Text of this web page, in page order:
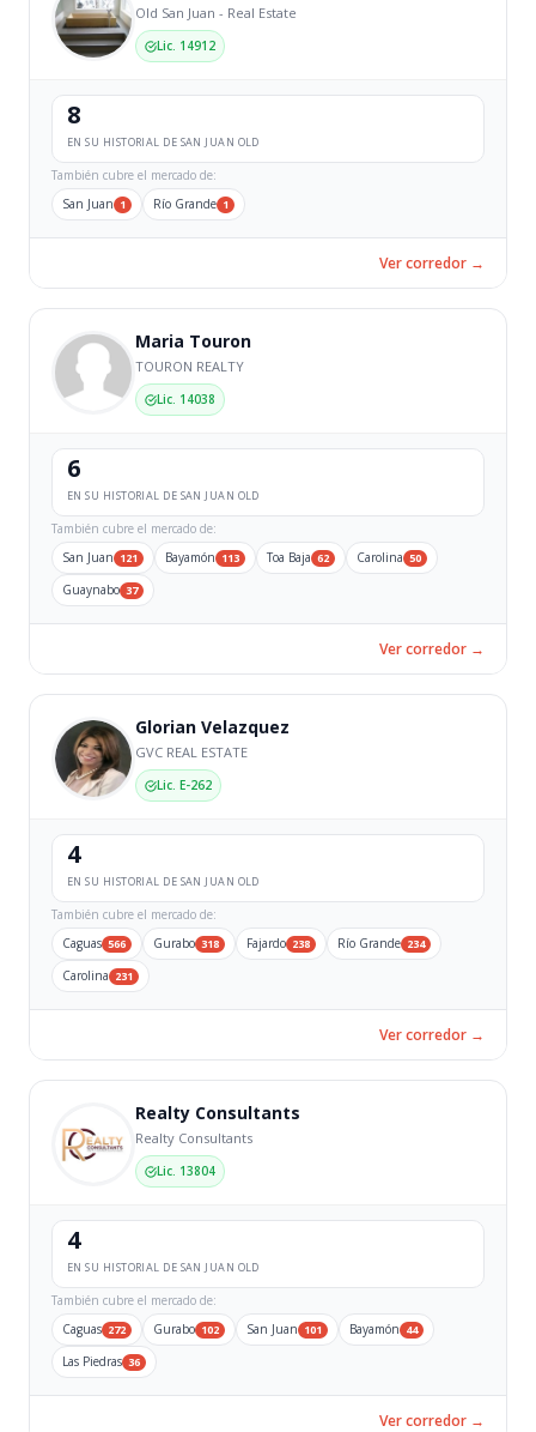
Old San Juan - Real Estate
Lic. 14912
8
EN SU HISTORIAL DE SAN JUAN OLD
También cubre el mercado de:
San Juan 1 Río Grande 1
Ver corredor →
Maria Touron
TOURON REALTY
Lic. 14038
6
EN SU HISTORIAL DE SAN JUAN OLD
También cubre el mercado de:
San Juan 121 Bayamón 113 Toa Baja 62 Carolina 50
Guaynabo 37
Ver corredor →
Glorian Velazquez
GVC REAL ESTATE
Lic. E-262
4
EN SU HISTORIAL DE SAN JUAN OLD
También cubre el mercado de:
Caguas 566 Gurabo 318 Fajardo 238 Río Grande 234
Carolina 231
Ver corredor →
Realty Consultants
Realty Consultants
Lic. 13804
4
EN SU HISTORIAL DE SAN JUAN OLD
También cubre el mercado de:
Caguas 272 Gurabo 102 San Juan 101 Bayamón 44
Las Piedras 36
Ver corredor →